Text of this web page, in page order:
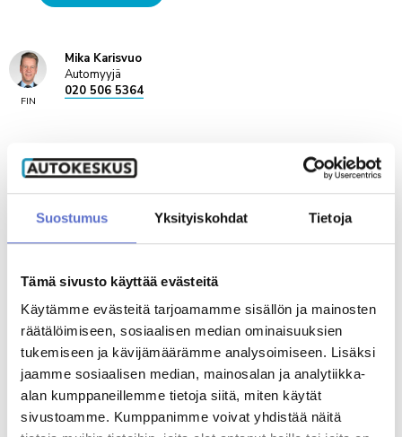
Suostumus Yksityiskohdat Tietoja
Tämä sivusto käyttää evästeitä
Käytämme evästeitä tarjoamamme sisällön ja mainosten
räätälöimiseen, sosiaalisen median ominaisuuksien
tukemiseen ja kävijämäärämme analysoimiseen. Lisäksi
jaamme sosiaalisen median, mainosalan ja analytiikka-
alan kumppaneillemme tietoja siitä, miten käytät
sivustoamme. Kumppanimme voivat yhdistää näitä
FIN
Mika Karisvuo
Automyyjä
020 506 5364
Veikko Mäenpää
Automyyjä LOMALLA 3.8 -30.8
020 506 5303
Varaa videotapaaminen
Pekka Kinnunen
020 506 5978
ENG,
Mikko Niiranen
Automyyjä
020 506 5026